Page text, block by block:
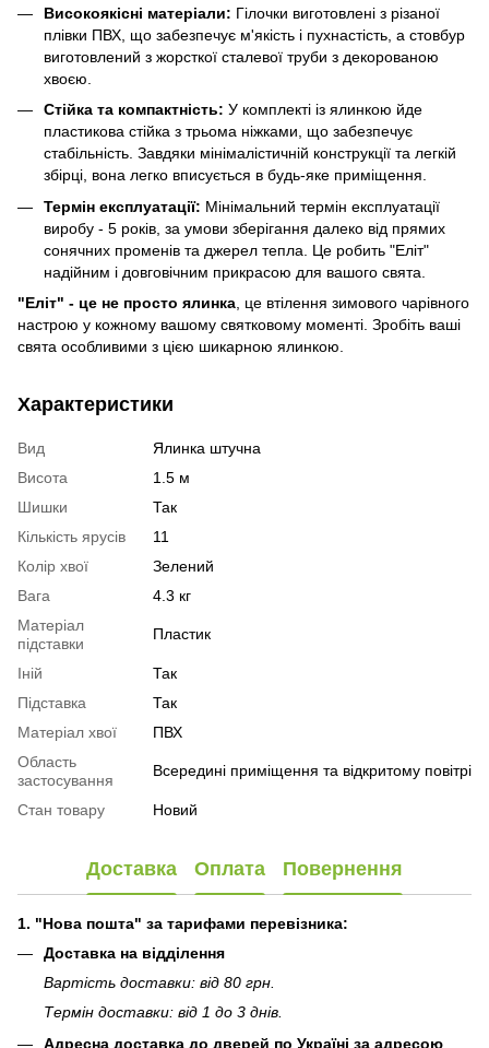
Високоякісні матеріали: Гілочки виготовлені з різаної
плівки ПВХ, що забезпечує м'якість і пухнастість, а стовбур
виготовлений з жорсткої сталевої труби з декорованою
хвоєю.
Стійка та компактність: У комплекті із ялинкою йде
пластикова стійка з трьома ніжками, що забезпечує
стабільність. Завдяки мінімалістичній конструкції та легкій
збірці, вона легко вписується в будь-яке приміщення.
Термін експлуатації: Мінімальний термін експлуатації
виробу - 5 років, за умови зберігання далеко від прямих
сонячних променів та джерел тепла. Це робить "Еліт"
надійним і довговічним прикрасою для вашого свята.
"Еліт" - це не просто ялинка , це втілення зимового чарівного
настрою у кожному вашому святковому моменті. Зробіть ваші
свята особливими з цією шикарною ялинкою.
Характеристики
Вид
Ялинка штучна
Висота
1.5 м
Шишки
Так
Кількість ярусів
11
Колір хвої
Зелений
Вага
4.3 кг
Матеріал
підставки
Пластик
Іній
Так
Підставка
Так
Матеріал хвої
ПВХ
Область
застосування
Всередині приміщення та відкритому повітрі
Стан товару Новий
Доставка Оплата Повернення
1. "Нова пошта" за тарифами перевізника:
Доставка на відділення
Вартість доставки: від 80 грн.
Термін доставки: від 1 до 3 днів.
Адресна доставка до дверей по Україні за адресою